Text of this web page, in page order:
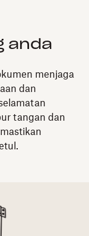
anda
menjaga
dan
tangan dan